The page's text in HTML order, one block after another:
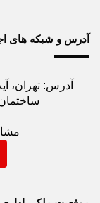
آدرس و شبکه های
آدرس: تهران،